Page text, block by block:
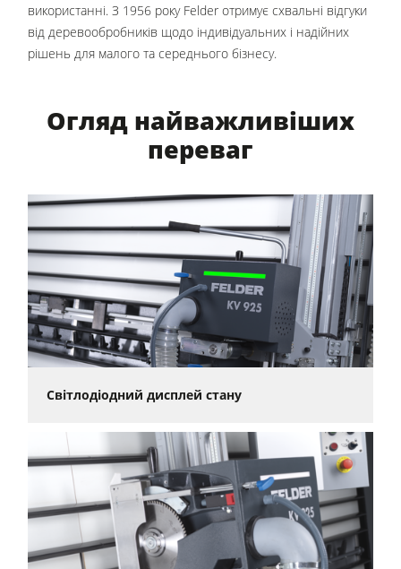
KV 925 S: 1600 x 2500 мм
KV 925 M: 1900 x 3200 мм
KV 925 L: 2200 x 4200 мм
використанні. З 1956 року Felder отримує схвальні відгуки
від деревообробників щодо індивідуальних і надійних
рішень для малого та середнього бізнесу.
Огляд найважливіших
переваг
Світлодіодний дисплей стану